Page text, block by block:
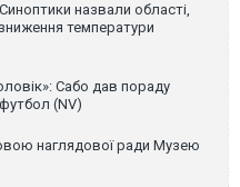
назвали області,
температури
Сабо дав пораду
(NV)
наглядової ради Музею